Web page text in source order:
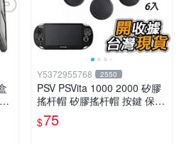
Y5372955768 2550
PSV PSVita 1000 2000 矽膠
搖杆帽 矽膠搖杆帽 按鍵 保護
帽 搖杆套 防滑硅膠帽
$75